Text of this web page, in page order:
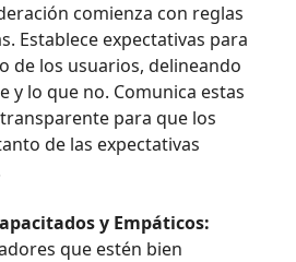
comienza con reglas
Establece expectativas para
de los usuarios, delineando
y lo que no. Comunica estas
para que los
de las expectativas
y Empáticos:
que estén bien